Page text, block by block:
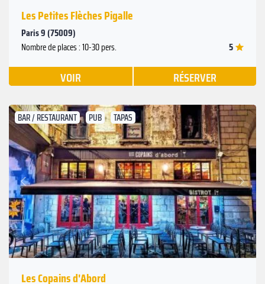
Les Petites Flèches Pigalle
Paris 9 (75009)
Nombre de places : 10-30 pers. 5
VOIR RÉSERVER
BAR / RESTAURANT PUB TAPAS
Précédent
Suivant
Les Copains d'Abord